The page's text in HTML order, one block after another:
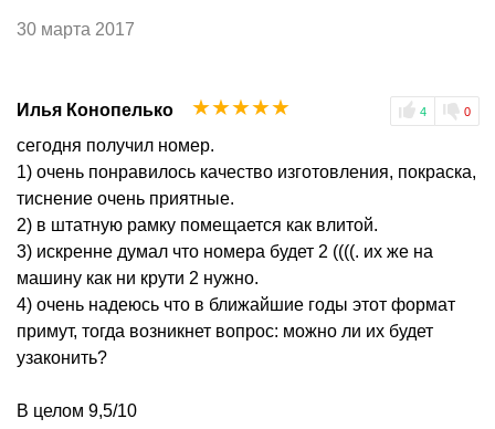
30 марта 2017
Илья Конопелько 4 0
☆
☆
☆
☆
☆
сегодня получил номер.
1) очень понравилось качество изготовления, покраска,
тиснение очень приятные.
2) в штатную рамку помещается как влитой.
3) искренне думал что номера будет 2 ((((. их же на
машину как ни крути 2 нужно.
4) очень надеюсь что в ближайшие годы этот формат
примут, тогда возникнет вопрос: можно ли их будет
узаконить?
В целом 9,5/10